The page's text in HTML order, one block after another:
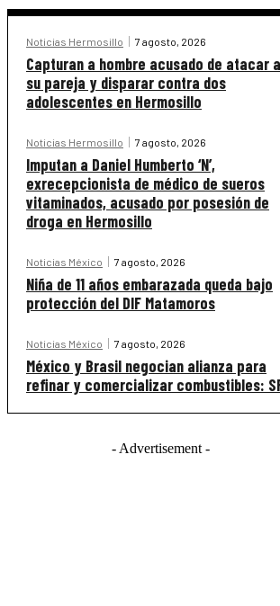
Noticias Hermosillo 7 agosto, 2026
Capturan a hombre acusado de atacar a
su pareja y disparar contra dos
adolescentes en Hermosillo
Noticias Hermosillo 7 agosto, 2026
Imputan a Daniel Humberto ‘N’,
exrecepcionista de médico de sueros
vitaminados, acusado por posesión de
droga en Hermosillo
Noticias México 7 agosto, 2026
Niña de 11 años embarazada queda bajo
protección del DIF Matamoros
Noticias México 7 agosto, 2026
México y Brasil negocian alianza para
refinar y comercializar combustibles:
- Advertisement -